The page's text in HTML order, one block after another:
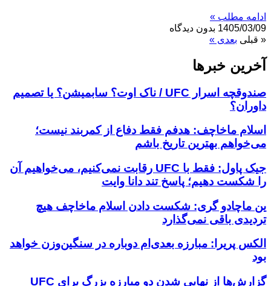
ادامه مطلب »
1405/03/09 بدون دیدگاه
« قبلی بعدی »
آخرین خبر‌‌ها
صندوقچه اسرار UFC / ناک اوت؟ سابمیشن؟ یا تصمیم
داوران؟
اسلام ماخاچف: هدفم فقط دفاع از کمربند نیست؛
می‌خواهم بهترین تاریخ باشم
جیک پاول: فقط با UFC رقابت نمی‌کنیم، می‌خواهیم آن
را شکست دهیم؛ پاسخ تند دانا وایت
ین ماچادو گری: شکست دادن اسلام ماخاچف هیچ
تردیدی باقی نمی‌گذارد
الکس پریرا: مبارزه بعدی‌ام دوباره در سنگین‌وزن خواهد
بود
گزارش‌ها از نهایی شدن دو مبارزه بزرگ برای UFC